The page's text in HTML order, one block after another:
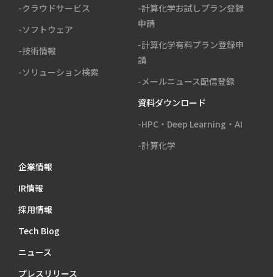
-クラウドサービス
-ソフトウェア
-技術情報
-ソリューション検索
-計算化学お試しプラン登録
申請
-計算化学有料プラン登録申
請
-メールニュース配信登録
資料ダウンロード
-HPC・Deep Learning・AI
-計算化学
企業情報
IR情報
採用情報
Tech Blog
ニュース
プレスリリース